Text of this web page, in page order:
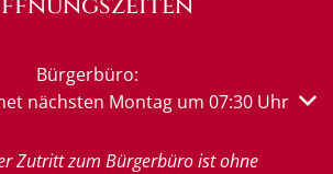
Bürgerbüro:
Öffnungs- oder Schließzeiten
nächsten Montag um 07:30 Uhr
Zutritt zum Bürgerbüro ist ohne